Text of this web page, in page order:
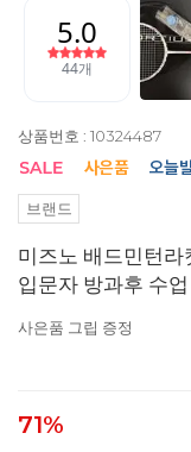
상품번호 : 10324487
브랜드
미즈노 배드민턴
입문자 방과후 수업
사은품 그립 증정
71%